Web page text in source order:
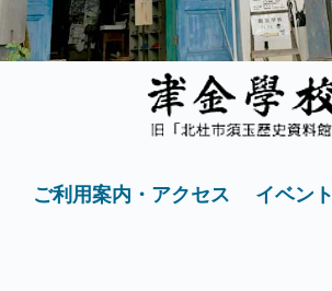
ご利用案内・アクセス イベント